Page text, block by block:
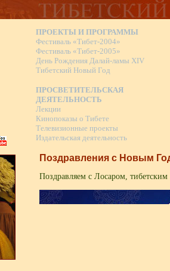
ПРОЕКТЫ И ПРОГРАММЫ
Фестиваль «Тибет-2004»
Фестиваль «Тибет-2005»
День Рождения Далай-ламы XIV
Тибетский Новый Год
ПРОСВЕТИТЕЛЬСКАЯ
ДЕЯТЕЛЬНОСТЬ
Лекции
Кинопоказы о Тибете
Телевизионные проекты
Издательская деятельность
Поздравления с Новым
Поздравляем с Лосаром,